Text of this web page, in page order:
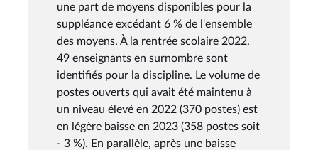
une part de moyens disponibles pour la
suppléance excédant 6 % de l'ensemble
des moyens. À la rentrée scolaire 2022,
49 enseignants en surnombre sont
identifiés pour la discipline. Le volume de
postes ouverts qui avait été maintenu à
un niveau élevé en 2022 (370 postes) est
en légère baisse en 2023 (358 postes soit
- 3 %). En parallèle, après une baisse